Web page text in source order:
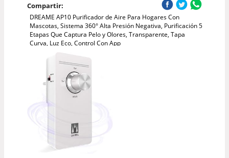
Compartir:
DREAME AP10 Purificador de Aire Para Hogares Con
Mascotas, Sistema 360° Alta Presión Negativa, Purificación 5
Etapas Que Captura Pelo y Olores, Transparente, Tapa
Curva, Luz Eco, Control Con App